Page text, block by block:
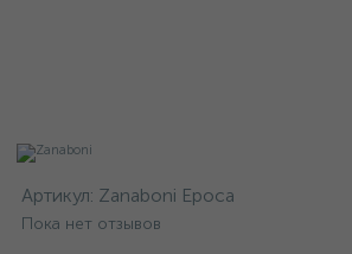
Артикул: Zanaboni Epoca
Пока нет отзывов